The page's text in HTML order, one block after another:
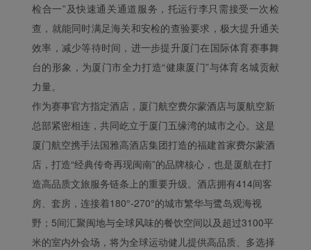
检合一”及快速通关通道服务，托运行李只需接受一次检
查，就能同时满足海关和安检的查验要求，极大提升通关
效率，减少等待时间，进一步提升厦门在国际体育赛事舞
台的形象，为厦门市全力打造“健康厦门”与体育名城贡献
力量。
作为赛事官方指定酒店，厦门航空费尔蒙酒店与厦航空新
总部紧密相连，共同屹立于厦门五缘湾的城市之心。这是
厦门航空携手法国雅高酒店集团打造的福建首家费尔蒙酒
店，打造“经典传奇再现闽南”的品牌核心，也是厦航在打
造高品质文旅服务链条上的重要升级。酒店拥有414间客
房、套房，连接着180°-270°的城市繁华与鹭岛观海视
野；5间汇聚闽地与全球风味的餐饮空间以及超过3100平
米的室内外会场，将为全球运动健儿提供高品质、多选择